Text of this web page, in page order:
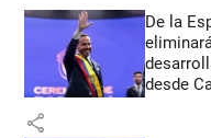
De la
desde
share